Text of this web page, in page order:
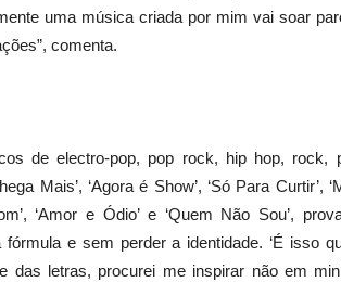
uma música criada por mim vai soar
comenta.
de electro-pop, pop rock, hip hop,
Mais’, ‘Agora é Show’, ‘Só Para Curtir’,
‘Amor e Ódio’ e ‘Quem Não Sou’,
e sem perder a identidade. ‘É isso
das letras, procurei me inspirar não em